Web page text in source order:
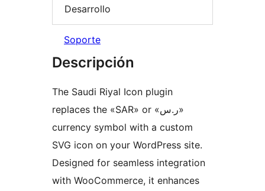
Desarrollo
Soporte
Descripción
The Saudi Riyal Icon plugin
replaces the «SAR» or «ر.س»
currency symbol with a custom
SVG icon on your WordPress site.
Designed for seamless integration
with WooCommerce, it enhances